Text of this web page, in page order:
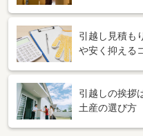
引越し見積も
や安く抑える
引越しの挨拶
土産の選び方